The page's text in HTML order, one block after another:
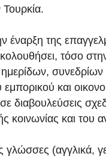
Τουρκία.
έναρξη της
τόσο
και
διαβουλεύσεις
κοινωνίας και του
γλώσσες (αγγλικά,